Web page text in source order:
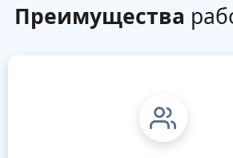
Преимущества